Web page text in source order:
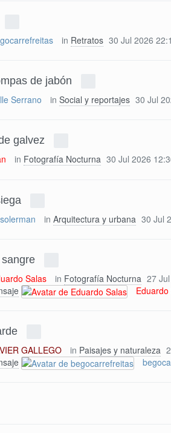
in Retratos 30 Jul 2026
de jabón
Serrano in Social y reportajes 30 Jul
galvez
in Fotografía Nocturna 30 Jul 2026
in Arquitectura y urbana 30 Jul
Salas in Fotografía Nocturna 27
Eduardo
GALLEGO in Paisajes y naturaleza